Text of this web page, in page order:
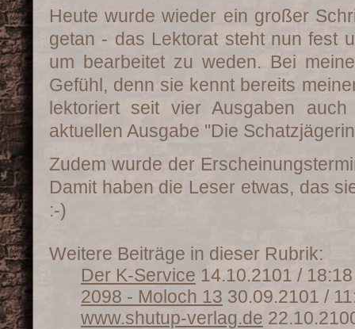
Heute wurde wieder ein großer
getan - das Lektorat steht nun fest
um bearbeitet zu weden. Bei
Gefühl, denn sie kennt bereits
lektoriert seit vier Ausgaben
aktuellen Ausgabe "Die
Zudem wurde der
Damit haben die Leser etwas, das
:-)
Weitere Beiträge in dieser Rubrik:
Der K-Service 14.10.2101 / 18:18
2098 - Moloch 13 30.09.2101 /
www.shutup-verlag.de